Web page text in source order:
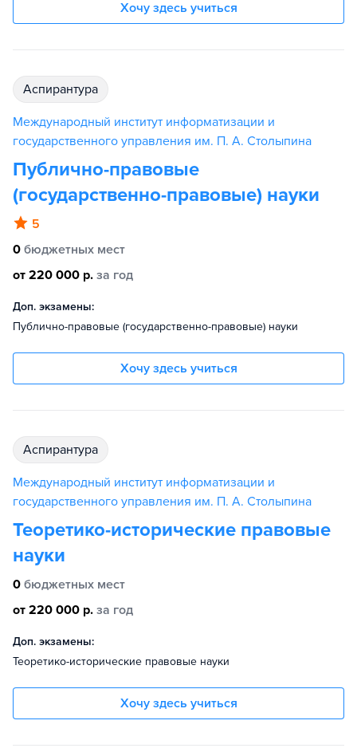
Хочу здесь учиться
аспирантура
Международный институт информатизации и
государственного управления им. П. А. Столыпина
Публично-правовые
(государственно-правовые) науки
5
0 бюджетных мест
от 220 000 р. за год
Доп. экзамены:
Публично-правовые (государственно-правовые) науки
Хочу здесь учиться
аспирантура
Международный институт информатизации и
государственного управления им. П. А. Столыпина
Теоретико-исторические правовые
науки
0 бюджетных мест
от 220 000 р. за год
Доп. экзамены:
Теоретико-исторические правовые науки
Хочу здесь учиться